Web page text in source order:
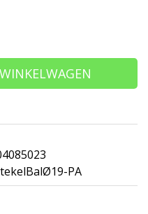
PA